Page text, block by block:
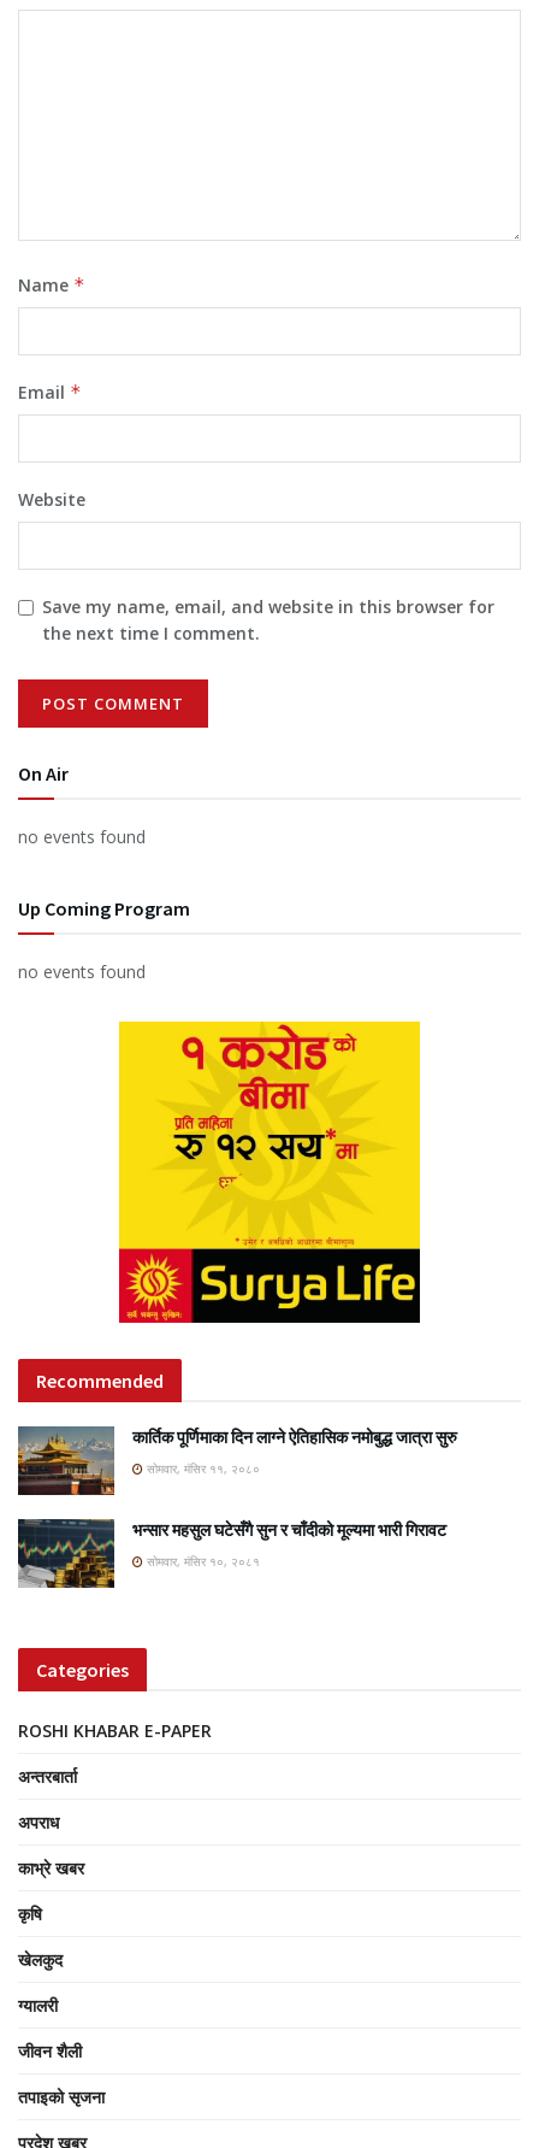
Name *
Email *
Website
Save my name, email, and website in this browser for
the next time I comment.
On Air
no events found
Up Coming Program
no events found
Recommended
कार्तिक पूर्णिमाका दिन लाग्ने ऐतिहासिक नमोबुद्ध जात्रा सुरु
सोमवार, मंसिर ११, २०८०
भन्सार महसुल घटेसँगै सुन र चाँदीको मूल्यमा भारी गिरावट
सोमवार, मंसिर १०, २०८१
Categories
ROSHI KHABAR E-PAPER
अन्तरबार्ता
अपराध
काभ्रे खबर
कृषि
खेलकुद
ग्यालरी
जीवन शैली
तपाइको सृजना
प्रदेश खबर